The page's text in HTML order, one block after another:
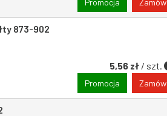
873-902
5,56 zł / szt.
Promocja Zamów